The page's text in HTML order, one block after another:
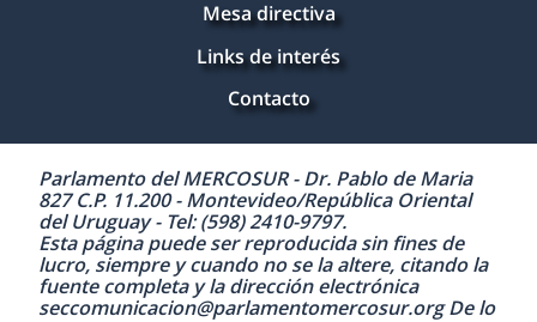
Mesa directiva
Links de interés
Contacto
Parlamento del MERCOSUR - Dr. Pablo de Maria
827 C.P. 11.200 - Montevideo/República Oriental
del Uruguay - Tel: (598) 2410-9797.
Esta página puede ser reproducida sin fines de
lucro, siempre y cuando no se la altere, citando la
fuente completa y la dirección electrónica
seccomunicacion@parlamentomercosur.org De lo